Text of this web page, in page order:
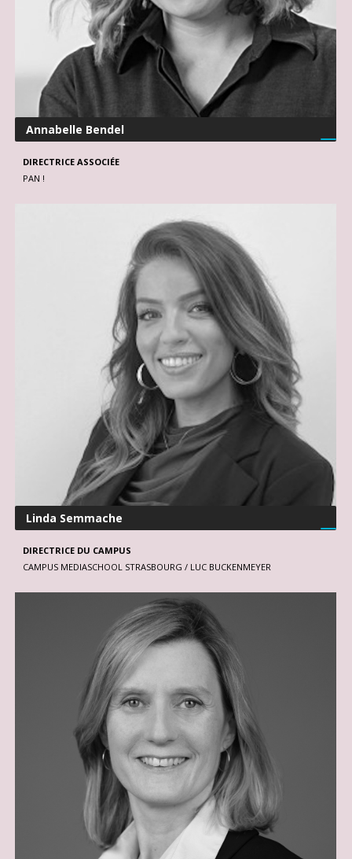
Annabelle Bendel
DIRECTRICE ASSOCIÉE
PAN !
Linda Semmache
DIRECTRICE DU CAMPUS
CAMPUS MEDIASCHOOL STRASBOURG / LUC BUCKENMEYER